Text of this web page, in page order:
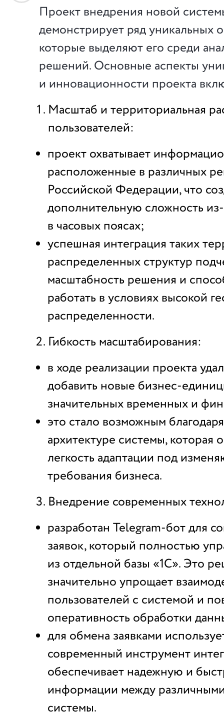
Проект внедрения новой
демонстрирует ряд уникальных
которые выделяют его среди
решений. Основные аспекты
и инновационности проекта
Масштаб и территориальная
пользователей:
проект охватывает
расположенные в различных
Российской Федерации, что
дополнительную сложность
в часовых поясах;
успешная интеграция таких
распределенных структур
масштабность решения и
работать в условиях высокой
распределенности.
Гибкость масштабирования:
в ходе реализации проекта
добавить новые бизнес-
значительных временных и
это стало возможным
архитектуре системы, которая
легкость адаптации под
требования бизнеса.
Внедрение современных
разработан Telegram-бот для
заявок, который полностью
из отдельной базы «1С». Это
значительно упрощает
пользователей с системой и
оперативность обработки
для обмена заявками
современный инструмент
обеспечивает надежную и
информации между
системы.